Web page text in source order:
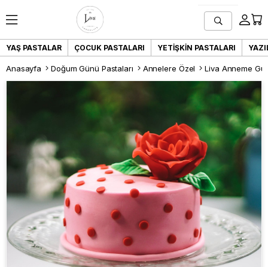
YAŞ PASTALAR ÇOCUK PASTALARI YETIŞKIN PASTALARI
Anasayfa Doğum Günü Pastaları Annelere Özel Liva Anneme